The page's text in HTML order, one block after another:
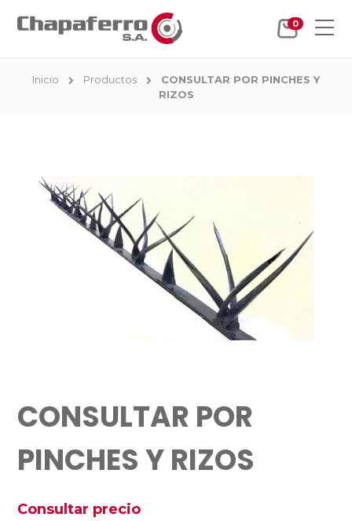
0
Inicio Productos
CONSULTAR POR PINCHES Y
RIZOS
CONSULTAR POR
PINCHES Y RIZOS
Consultar precio